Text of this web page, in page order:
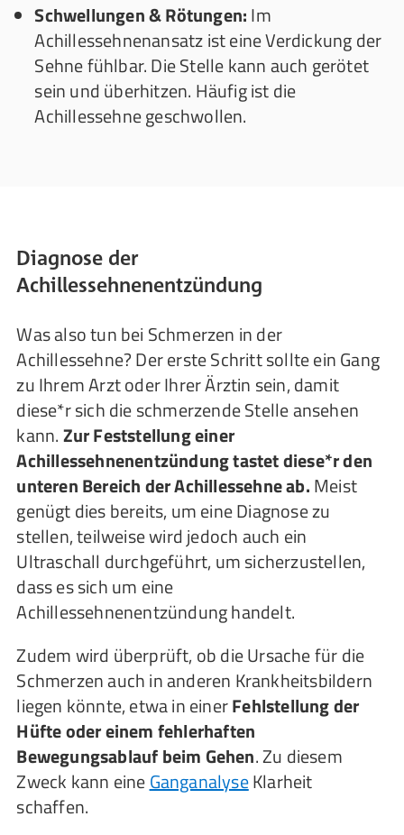
Schwellungen & Rötungen:Im
Achillessehnenansatz ist eine Verdickung der
Sehne fühlbar. Die Stelle kann auch gerötet
sein und überhitzen. Häufig ist die
Achillessehne geschwollen.
Diagnose der
Achillessehnenentzündung
Was also tun bei Schmerzen in der
Achillessehne? Der erste Schritt sollte ein Gang
zu Ihrem Arzt oder Ihrer Ärztin sein, damit
diese*r sich die schmerzende Stelle ansehen
kann.Zur Feststellung einer
Achillessehnenentzündung tastet diese*r den
unteren Bereich der Achillessehne ab.Meist
genügt dies bereits, um eine Diagnose zu
stellen, teilweise wird jedoch auch ein
Ultraschall durchgeführt, um sicherzustellen,
dass es sich um eine
Achillessehnenentzündung handelt.
Zudem wird überprüft, ob die Ursache für die
Schmerzen auch in anderen Krankheitsbildern
liegen könnte, etwa in einerFehlstellung der
Hüfte oder einem fehlerhaften
Bewegungsablauf beim Gehen. Zu diesem
Zweck kann eineGanganalyseKlarheit
schaffen.